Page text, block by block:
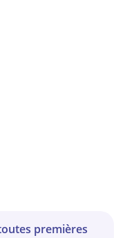
premières